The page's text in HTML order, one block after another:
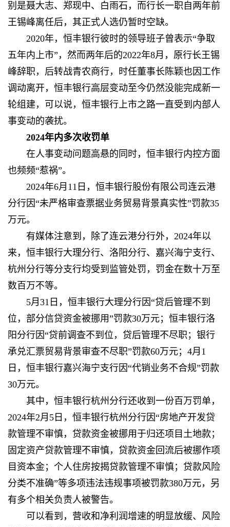
别是聂大志、郑现中、白雨石，而行长一职自两年前
王锡峰离任后，其正式人选仍暂时空缺。
2020年，恒丰银行彼时的领导班子曾表示“争取
五年内上市”，然而两年后的2022年8月，原行长王锡
峰辞职，后转战青农商行，时任董事长陈颖也因工作
调动离开，恒丰银行高层变动至今仍然没能完成新一
轮组建，可以说，恒丰银行上市之路一直受到内部人
事变动的袭扰。
2024年内多次收罚单
在人事变动问题高悬的同时，恒丰银行内控方面
也频频“惹祸”。
2024年6月11日，恒丰银行股份有限公司连云港
分行因“未严格审查票据业务贸易背景真实性”罚款35
万元。
有媒体注意到，除了连云港分行外，2024年以
来，恒丰银行大理分行、洛阳分行、嘉兴海宁支行、
杭州分行等分支行均受到监管处罚，罚金在数十万至
数百万不等。
5月31日，恒丰银行大理分行因“贷后管理不到
位，部分信贷资金被挪用”罚款30万元；恒丰银行洛
阳分行因“贷前调查不到位，贷后管理不尽职；银行
承兑汇票贸易背景审查不尽职”罚款60万元；4月1
日，恒丰银行嘉兴海宁支行因“代销业务不合规”罚款
30万元。
其中，恒丰银行杭州分行还收到一份百万罚单，
2024年2月5日，恒丰银行杭州分行因“房地产开发贷
款管理不审慎，贷款资金被挪用于归还项目土地款；
固定资产贷款管理不审慎，贷款资金回流后被挪作项
目资本金；个人住房按揭贷款管理不审慎；贷款风险
分类不准确”等多项违法违规事项被罚款380万元，另
有多个相关负责人被警告。
可以看到，营收和净利润增速的明显放缓、风险